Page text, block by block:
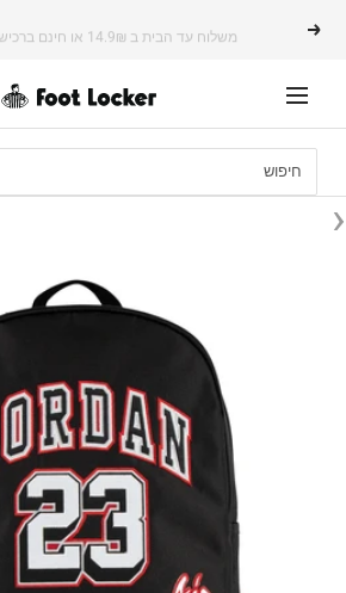
לתוכןהקודם משלוח עד הבית ב 14.9₪ או חינם ברכישה מעל 199₪
FOOTLOCKER ניווט
‹